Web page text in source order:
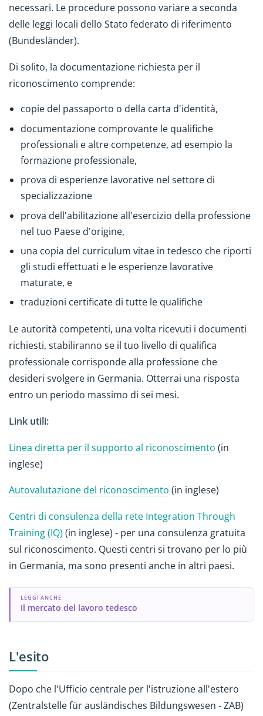
necessari. Le procedure possono variare a seconda
delle leggi locali dello Stato federato di riferimento
(Bundesländer).
Di solito, la documentazione richiesta per il
riconoscimento comprende:
copie del passaporto o della carta d'identità,
documentazione comprovante le qualifiche
professionali e altre competenze, ad esempio la
formazione professionale,
prova di esperienze lavorative nel settore di
specializzazione
prova dell'abilitazione all'esercizio della professione
nel tuo Paese d'origine,
una copia del curriculum vitae in tedesco che riporti
gli studi effettuati e le esperienze lavorative
maturate, e
traduzioni certificate di tutte le qualifiche
Le autorità competenti, una volta ricevuti i documenti
richiesti, stabiliranno se il tuo livello di qualifica
professionale corrisponde alla professione che
desideri svolgere in Germania. Otterrai una risposta
entro un periodo massimo di sei mesi.
Link utili:
Linea diretta per il supporto al riconoscimento (in
inglese)
Autovalutazione del riconoscimento (in inglese)
Centri di consulenza della rete Integration Through
Training (IQ) (in inglese) - per una consulenza gratuita
sul riconoscimento. Questi centri si trovano per lo più
in Germania, ma sono presenti anche in altri paesi.
LEGGI ANCHE
Il mercato del lavoro tedesco
L'esito
Dopo che l'Ufficio centrale per l'istruzione all'estero
(Zentralstelle für ausländisches Bildungswesen - ZAB)